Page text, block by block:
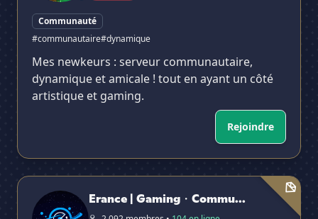
Communauté
#communautaire#dynamique
Mes newkeurs : serveur communautaire,
dynamique et amicale ! tout en ayant un côté
artistique et gaming.
Rejoindre
Erance | Gaming・Communautaire・Chill・Vocal・
Erance | Gaming・Commu...